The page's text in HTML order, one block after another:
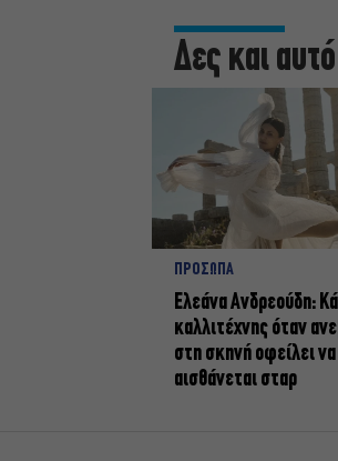
Δες και αυτό
ΠΡΟΣΩΠΑ
Ελεάνα Ανδρεούδη:
καλλιτέχνης όταν
στη σκηνή οφείλει να
αισθάνεται σταρ